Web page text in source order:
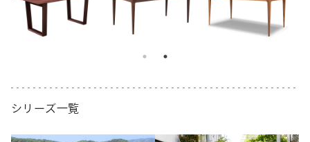
シリーズ一覧